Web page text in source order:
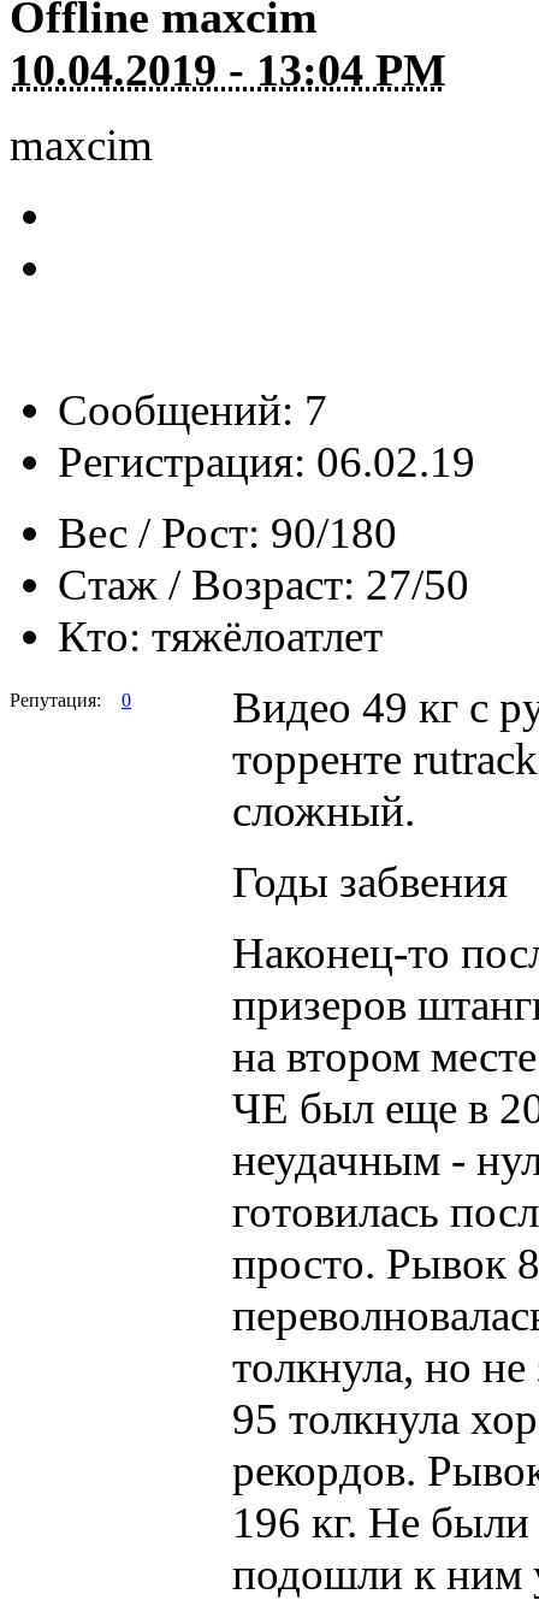
Offline maxcim
10.04.2019 - 13:04 PM
maxcim
Сообщений: 7
Регистрация: 06.02.19
Вес / Рост: 90/180
Стаж / Возраст: 27/50
Кто: тяжёлоатлет
Репутация: 0
Видео 49 кг с
торренте
сложный.
Годы забвения
Наконец-то
призеров
на втором
ЧЕ был еще в
неудачным -
готовилась
просто. Рывок
толкнула, но
95 толкнула
рекордов.
196 кг. Не
подошли к ним